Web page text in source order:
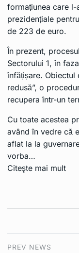
formațiunea care l-
prezidențiale
de 223 de euro.
În prezent,
Sectorului 1, în
înfățișare. Obiectul
redusă”, o
recupera într-un
Cu toate acestea
având în vedre că
aflat la la
vorba…
Citeşte mai mult
PREV NEWS